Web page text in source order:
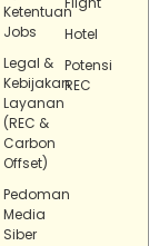
Ketentuan
Jobs
Legal &
Kebijakan
Layanan
(REC &
Carbon
Offset)
Pedoman
Media
Siber
Hotel
Potensi
REC